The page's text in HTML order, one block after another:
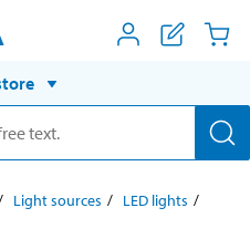
Light sources
LED lights